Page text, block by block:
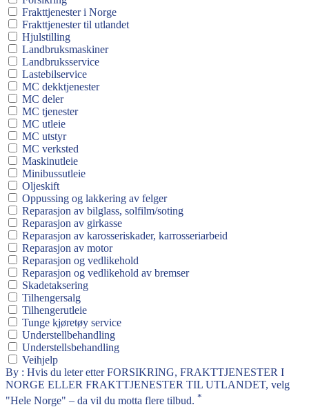
Frakttjenester i Norge
Frakttjenester til utlandet
Hjulstilling
Landbruksmaskiner
Landbruksservice
Lastebilservice
MC dekktjenester
MC deler
MC tjenester
MC utleie
MC utstyr
MC verksted
Maskinutleie
Minibussutleie
Oljeskift
Oppussing og lakkering av felger
Reparasjon av bilglass, solfilm/soting
Reparasjon av girkasse
Reparasjon av karosseriskader, karrosseriarbeid
Reparasjon av motor
Reparasjon og vedlikehold
Reparasjon og vedlikehold av bremser
Skadetaksering
Tilhengersalg
Tilhengerutleie
Tunge kjøretøy service
Understellbehandling
Understellsbehandling
Veihjelp
By : Hvis du leter etter FORSIKRING, FRAKTTJENESTER I
NORGE ELLER FRAKTTJENESTER TIL UTLANDET, velg
"Hele Norge" – da vil du motta flere tilbud. *